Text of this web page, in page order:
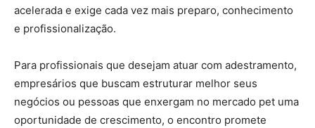
acelerada e exige cada vez mais preparo, conhecimento
e profissionalização.
Para profissionais que desejam atuar com adestramento,
empresários que buscam estruturar melhor seus
negócios ou pessoas que enxergam no mercado pet uma
oportunidade de crescimento, o encontro promete